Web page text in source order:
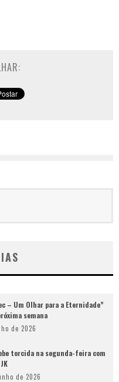
– Um Olhar para a Eternidade”
semana
de 2026
torcida na segunda-feira com
de 2026